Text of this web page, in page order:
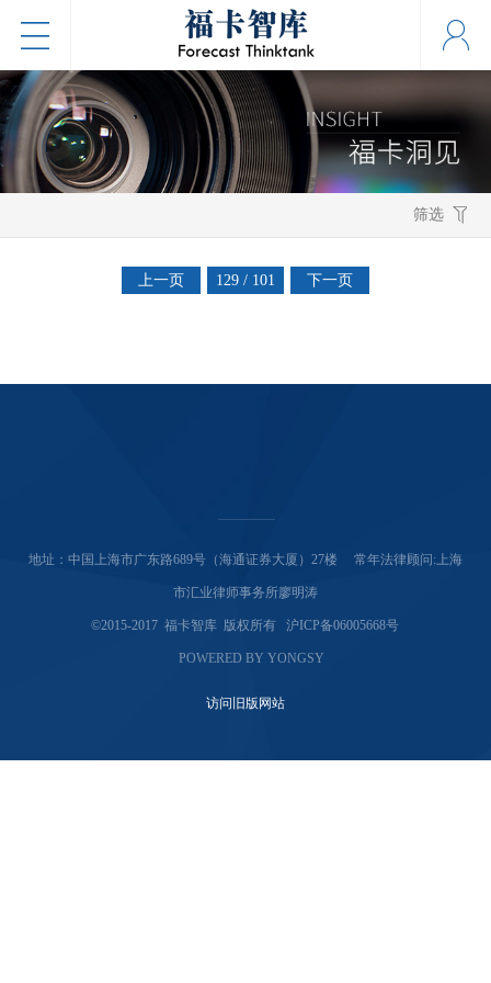
筛选
上一页 129 / 101 下一页
地址：中国上海市广东路689号（海通证券大厦）27楼 常年法律顾问:上海
市汇业律师事务所廖明涛
©2015-2017 福卡智库 版权所有 沪ICP备06005668号
POWERED BY YONGSY
访问旧版网站